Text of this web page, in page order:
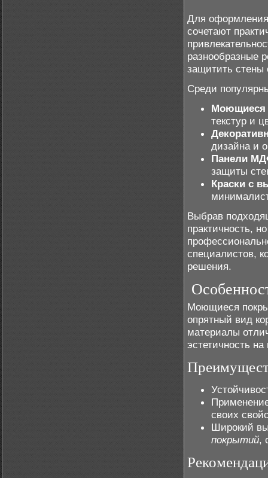
Для оформления
сочетают
разнообразные
защитить стены
Среди
Моющиеся
текстур и
дизайна и
Панели
защиты
Краски с
Выбрав
практичность,
специалистов,
решения.
Моющиеся
опрятный вид
материалы
эстетичность
своих
Широкий
покрытий,